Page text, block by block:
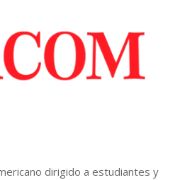
dirigido a estudiantes y